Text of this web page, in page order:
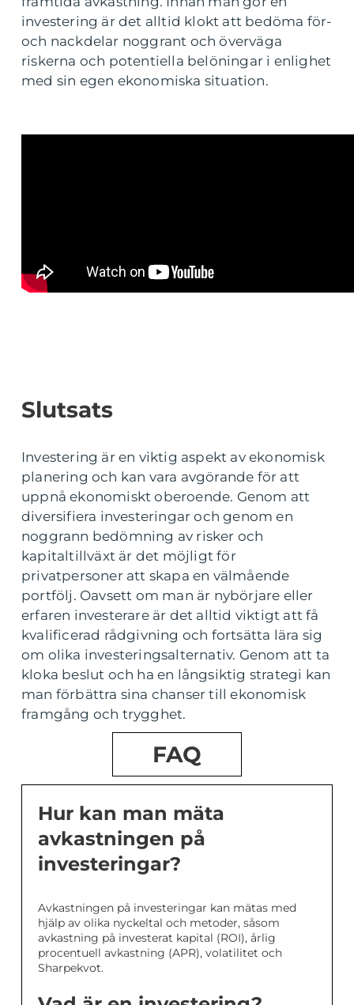
investering är det alltid klokt att bedöma för-
och nackdelar noggrant och överväga
riskerna och potentiella belöningar i enlighet
med sin egen ekonomiska situation.
Slutsats
Investering är en viktig aspekt av ekonomisk
planering och kan vara avgörande för att
uppnå ekonomiskt oberoende. Genom att
diversifiera investeringar och genom en
noggrann bedömning av risker och
kapitaltillväxt är det möjligt för
privatpersoner att skapa en välmående
portfölj. Oavsett om man är nybörjare eller
erfaren investerare är det alltid viktigt att få
kvalificerad rådgivning och fortsätta lära sig
om olika investeringsalternativ. Genom att ta
kloka beslut och ha en långsiktig strategi kan
man förbättra sina chanser till ekonomisk
framgång och trygghet.
FAQ
Hur kan man mäta
avkastningen på
investeringar?
Avkastningen på investeringar kan mätas med
hjälp av olika nyckeltal och metoder, såsom
avkastning på investerat kapital (ROI), årlig
procentuell avkastning (APR), volatilitet och
Sharpekvot.